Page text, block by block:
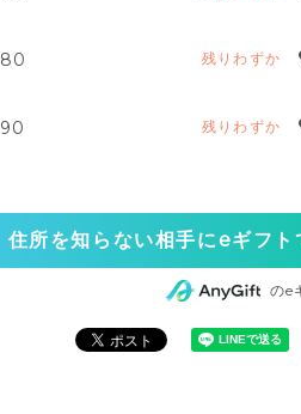
80 残りわずか
90 残りわずか
住所を知らない相手にeギフト
のe